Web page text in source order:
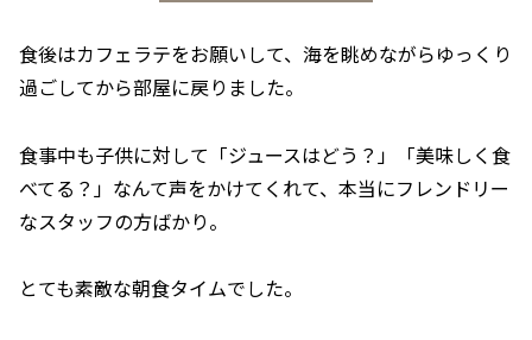
食後はカフェラテをお願いして、海を眺めながらゆっくり
過ごしてから部屋に戻りました。
食事中も子供に対して「ジュースはどう？」「美味しく食
べてる？」なんて声をかけてくれて、本当にフレンドリー
なスタッフの方ばかり。
とても素敵な朝食タイムでした。